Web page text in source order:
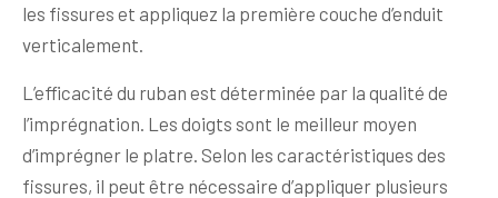
les fissures et appliquez la première couche d’enduit
verticalement.
L’efficacité du ruban est déterminée par la qualité de
l’imprégnation. Les doigts sont le meilleur moyen
d’imprégner le platre. Selon les caractéristiques des
fissures, il peut être nécessaire d’appliquer plusieurs